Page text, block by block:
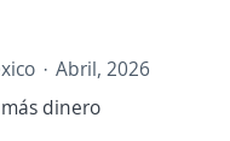
Abril, 2026
dinero